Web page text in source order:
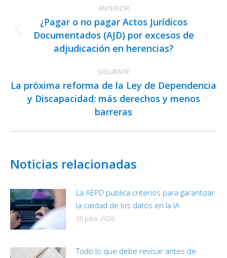
entre
publicaciones
ANTERIOR
Publicación
anterior:
¿Pagar o no pagar Actos Jurídicos
Documentados (AJD) por excesos de
adjudicación en herencias?
SIGUIENTE
Publicación
siguiente:
La próxima reforma de la Ley de Dependencia
y Discapacidad: más derechos y menos
barreras
Noticias relacionadas
La AEPD publica criterios para garantizar
la calidad de los datos en la IA
30 julio, 2026
Todo lo que debe revisar antes de